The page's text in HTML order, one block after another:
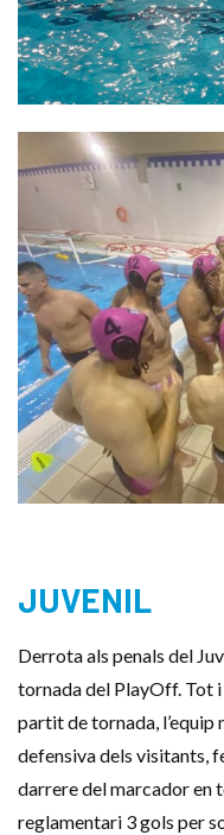
JUVENIL
Derrota als penals del
tornada del PlayOff. Tot
partit de tornada, l’equip
defensiva dels visitants,
darrere del marcador en
reglamentari 3 gols per